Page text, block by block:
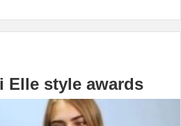
Elle style awards